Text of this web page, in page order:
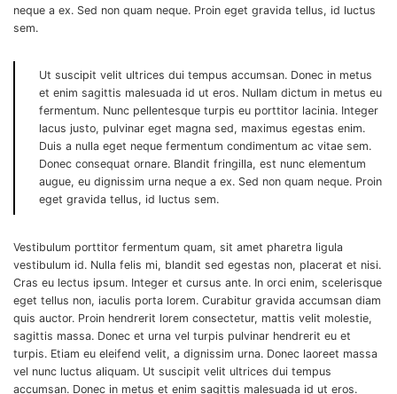
neque a ex. Sed non quam neque. Proin eget gravida tellus, id luctus
sem.
Ut suscipit velit ultrices dui tempus accumsan. Donec in metus
et enim sagittis malesuada id ut eros. Nullam dictum in metus eu
fermentum. Nunc pellentesque turpis eu porttitor lacinia. Integer
lacus justo, pulvinar eget magna sed, maximus egestas enim.
Duis a nulla eget neque fermentum condimentum ac vitae sem.
Donec consequat ornare. Blandit fringilla, est nunc elementum
augue, eu dignissim urna neque a ex. Sed non quam neque. Proin
eget gravida tellus, id luctus sem.
Vestibulum porttitor fermentum quam, sit amet pharetra ligula
vestibulum id. Nulla felis mi, blandit sed egestas non, placerat et nisi.
Cras eu lectus ipsum. Integer et cursus ante. In orci enim, scelerisque
eget tellus non, iaculis porta lorem. Curabitur gravida accumsan diam
quis auctor. Proin hendrerit lorem consectetur, mattis velit molestie,
sagittis massa. Donec et urna vel turpis pulvinar hendrerit eu et
turpis. Etiam eu eleifend velit, a dignissim urna. Donec laoreet massa
vel nunc luctus aliquam. Ut suscipit velit ultrices dui tempus
accumsan. Donec in metus et enim sagittis malesuada id ut eros.